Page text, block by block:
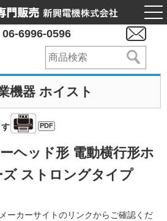
06-6996-0596
機器 ホイスト
PDF
ヘッド形 電動横行形ホ
ストロングタイプ
ーカーサイトのリンクからご確認くだ